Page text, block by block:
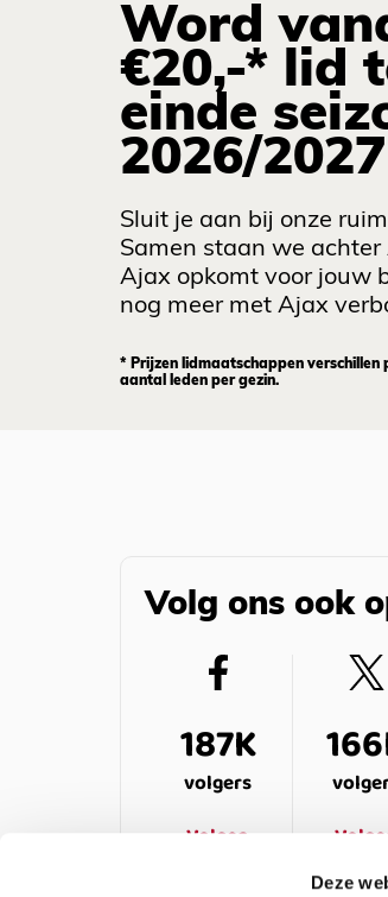
Deze
Word
€20,-* lid
einde
2026/2027
Sluit je aan bij onze
Samen staan we
Ajax opkomt voor jouw
nog meer met Ajax
* Prijzen lidmaatschappen verschillen
aantal leden per gezin.
Volg ons ook
187K
volgers
Volgen